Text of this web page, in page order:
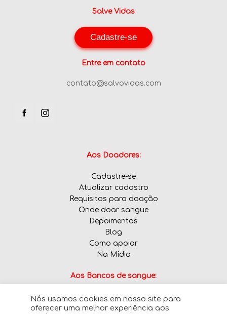
Salve Vidas
Cadastre-se
Entre em contato
contato@salvovidas.com
Aos Doadores:
Cadastre-se
Atualizar cadastro
Requisitos para doação
Onde doar sangue
Depoimentos
Blog
Como apoiar
Na Mídia
Aos Bancos de sangue:
Informe tipos sanguíneos em falta
Nós usamos cookies em nosso site para
oferecer uma melhor experiência aos